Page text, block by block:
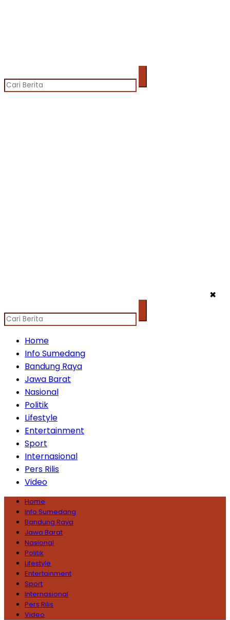
✖
Home
Info Sumedang
Bandung Raya
Jawa Barat
Nasional
Politik
Lifestyle
Entertainment
Sport
Internasional
Pers Rilis
Video
Home
Info Sumedang
Bandung Raya
Jawa Barat
Nasional
Politik
Lifestyle
Entertainment
Sport
Internasional
Pers Rilis
Video